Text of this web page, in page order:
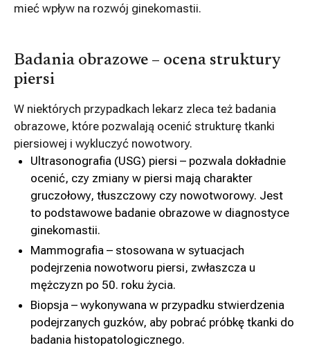
mieć wpływ na rozwój ginekomastii.
Badania obrazowe – ocena struktury
piersi
W niektórych przypadkach lekarz zleca też badania
obrazowe, które pozwalają ocenić strukturę tkanki
piersiowej i wykluczyć nowotwory.
Ultrasonografia (USG) piersi – pozwala dokładnie
ocenić, czy zmiany w piersi mają charakter
gruczołowy, tłuszczowy czy nowotworowy. Jest
to podstawowe badanie obrazowe w diagnostyce
ginekomastii.
Mammografia – stosowana w sytuacjach
podejrzenia nowotworu piersi, zwłaszcza u
mężczyzn po 50. roku życia.
Biopsja – wykonywana w przypadku stwierdzenia
podejrzanych guzków, aby pobrać próbkę tkanki do
badania histopatologicznego.